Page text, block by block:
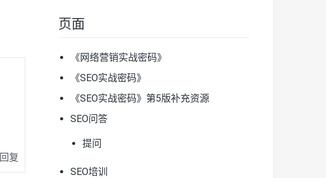
回复
页面
《网络营销实战密码》
《SEO实战密码》
《SEO实战密码》第5版补充资源
SEO问答
提问
SEO培训